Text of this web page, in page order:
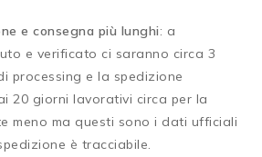
e consegna più lunghi: a
e verificato ci saranno circa 3
processing e la spedizione
20 giorni lavorativi circa per la
meno ma questi sono i dati ufficiali
è tracciabile.